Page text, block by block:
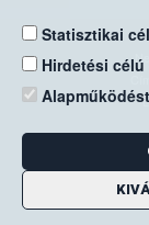
Statisztikai
Hirdetési